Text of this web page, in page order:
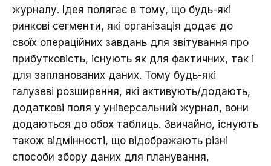
журналу. Ідея полягає в тому, що будь-які
ринкові сегменти, які організація додає до
своїх операційних завдань для звітування про
прибутковість, існують як для фактичних, так і
для запланованих даних. Тому будь-які
галузеві розширення, які активують/додають,
додаткові поля у універсальний журнал, вони
додаються до обох таблиць. Звичайно, існують
також відмінності, що відображають різні
способи збору даних для планування,